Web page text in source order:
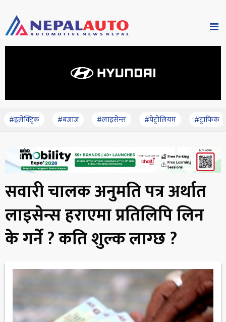
#इलेक्ट्रिक #बजाज #लाइसेन्स #पेट्रोलियम #ट्राफिक
सवारी चालक अनुमति पत्र अर्थात
लाइसेन्स हराएमा प्रतिलिपि लिन
के गर्ने ? कति शुल्क लाग्छ ?